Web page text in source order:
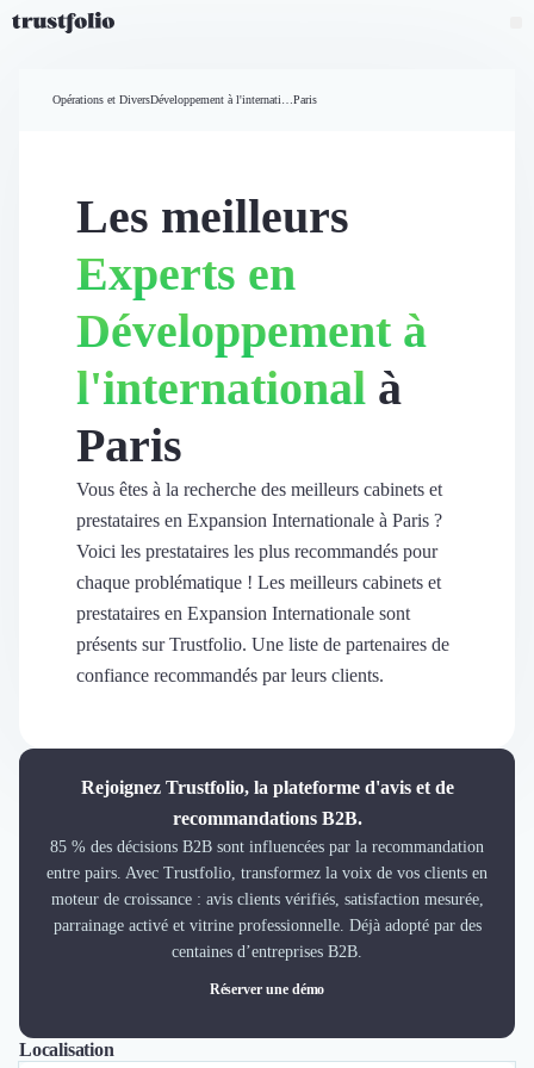
Widgets d'avis
Partage d’avis multicanal
Vidéo de témoignage
Parrainage
Intent data
Révéler le réseau
Vitrine & média
Suivi du ROI
Voir tous nos avis clients
Découvrir le média
Demander une démo
Cabinet de Recrutement
Marque Employeur
Conseil en Management et Organisation
Gestion paie
Qualité de Vie au Travail (QVT)
Marketplace de freelance
Coaching
Accueil
Opérations et Divers Paris
Les meilleurs
Experts en
Développement à
l'international à
Paris
Vous êtes à la recherche des meilleurs cabinets et
prestataires en Expansion Internationale à Paris ?
Voici les prestataires les plus recommandés pour
chaque problématique ! Les meilleurs cabinets et
prestataires en Expansion Internationale sont
présents sur Trustfolio. Une liste de partenaires de
confiance recommandés par leurs clients.
Rejoignez Trustfolio, la plateforme d'avis et de
recommandations B2B.
85 % des décisions B2B sont influencées par la recommandation
entre pairs. Avec Trustfolio, transformez la voix de vos clients en
moteur de croissance : avis clients vérifiés, satisfaction mesurée,
parrainage activé et vitrine professionnelle. Déjà adopté par des
centaines d’entreprises B2B.
Réserver une démo
Localisation
ToutParisNice